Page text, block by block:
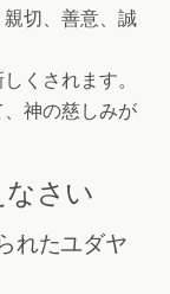
切、善意、誠
くされます。
神の慈しみが
さい
れたユダヤ